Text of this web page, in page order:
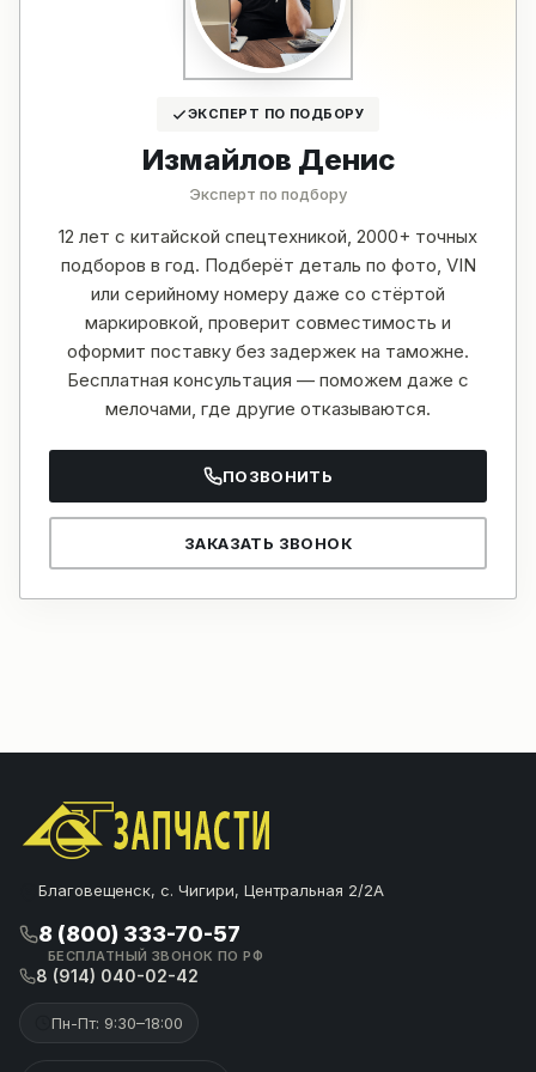
ЭКСПЕРТ ПО ПОДБОРУ
Измайлов Денис
Эксперт по подбору
12 лет с китайской спецтехникой, 2000+ точных
подборов в год. Подберёт деталь по фото, VIN
или серийному номеру даже со стёртой
маркировкой, проверит совместимость и
оформит поставку без задержек на таможне.
Бесплатная консультация — поможем даже с
мелочами, где другие отказываются.
ПОЗВОНИТЬ
ЗАКАЗАТЬ ЗВОНОК
Благовещенск, с. Чигири, Центральная 2/2А
8 (800) 333-70-57
БЕСПЛАТНЫЙ ЗВОНОК ПО РФ
8 (914) 040-02-42
Пн-Пт: 9:30–18:00